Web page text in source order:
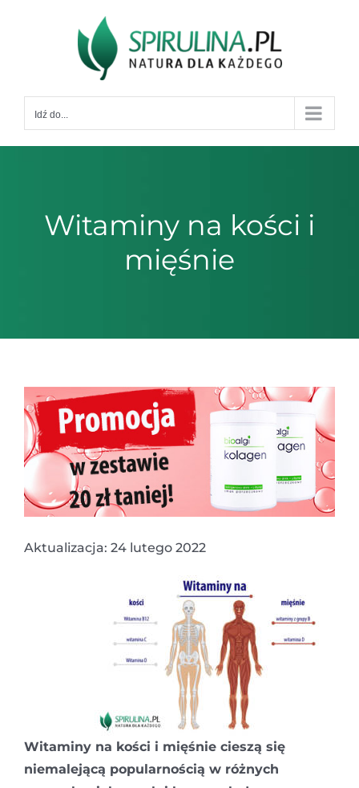
Idź do...
Witaminy na kości i
mięśnie
Aktualizacja: 24 lutego 2022
Witaminy na kości i mięśnie cieszą się
niemalejącą popularnością w różnych